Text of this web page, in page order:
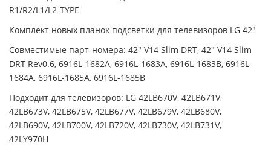
R1/R2/L1/L2-TYPE
Комплект новых планок подсветки для телевизоров LG 42"
Совместимые парт-номера: 42" V14 Slim DRT, 42" V14 Slim
DRT Rev0.6, 6916L-1682A, 6916L-1683A, 6916L-1683B, 6916L-
1684A, 6916L-1685A, 6916L-1685B
Подходит для телевизоров: LG 42LB670V, 42LB671V,
42LB673V, 42LB675V, 42LB677V, 42LB679V, 42LB680V,
42LB690V, 42LB700V, 42LB720V, 42LB730V, 42LB731V,
42LY970H